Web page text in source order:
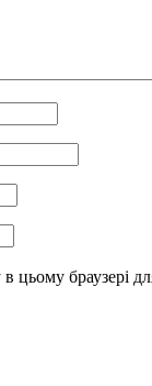
цьому браузері